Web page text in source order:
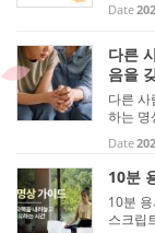
– 안정
Date
다른
음을
다른
하는 명
람의 잘
은 ‘...
Date
10분
10분
스크립